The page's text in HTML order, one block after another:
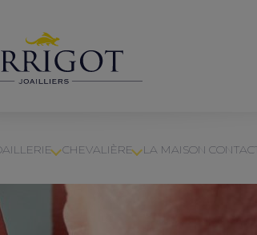
CHEVALIÈRE LA MAISON